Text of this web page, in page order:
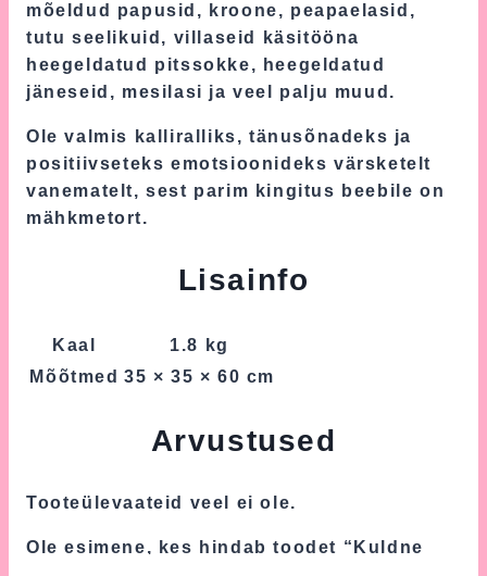
mõeldud papusid, kroone, peapaelasid,
tutu seelikuid, villaseid käsitööna
heegeldatud pitssokke, heegeldatud
jäneseid, mesilasi ja veel palju muud.
Ole valmis kalliralliks, tänusõnadeks ja
positiivseteks emotsioonideks värsketelt
vanematelt, sest parim kingitus beebile on
mähkmetort.
Lisainfo
Kaal
1.8 kg
Mõõtmed 35 × 35 × 60 cm
Arvustused
Tooteülevaateid veel ei ole.
Ole esimene, kes hindab toodet “Kuldne